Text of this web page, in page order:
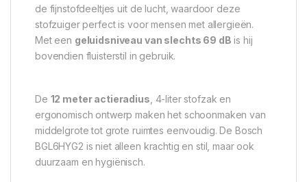
de fijnstofdeeltjes uit de lucht, waardoor deze
stofzuiger perfect is voor mensen met allergieën.
Met een geluidsniveau van slechts 69 dB is hij
bovendien fluisterstil in gebruik.
De 12 meter actieradius , 4-liter stofzak en
ergonomisch ontwerp maken het schoonmaken van
middelgrote tot grote ruimtes eenvoudig. De Bosch
BGL6HYG2 is niet alleen krachtig en stil, maar ook
duurzaam en hygiënisch.